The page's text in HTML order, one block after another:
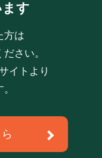
す
方は
さい。
イトより